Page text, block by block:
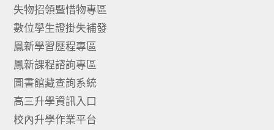
失物招領暨惜物專區
數位學生證掛失補發
鳳新學習歷程專區
鳳新課程諮詢專區
圖書館藏查詢系統
高三升學資訊入口
校內升學作業平台